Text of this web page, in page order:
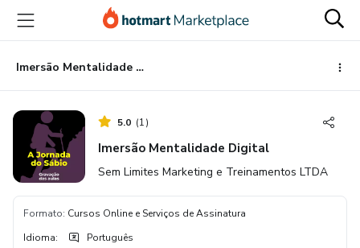
para
conteúdo
principal
para
pagamento
para
rodapé
Imersão Mentalidade Digital
5.0 (1)
Imersão Mentalidade Digital
Sem Limites Marketing e Treinamentos LTDA
Formato: Cursos Online e Serviços de Assinatura
Idioma: Português